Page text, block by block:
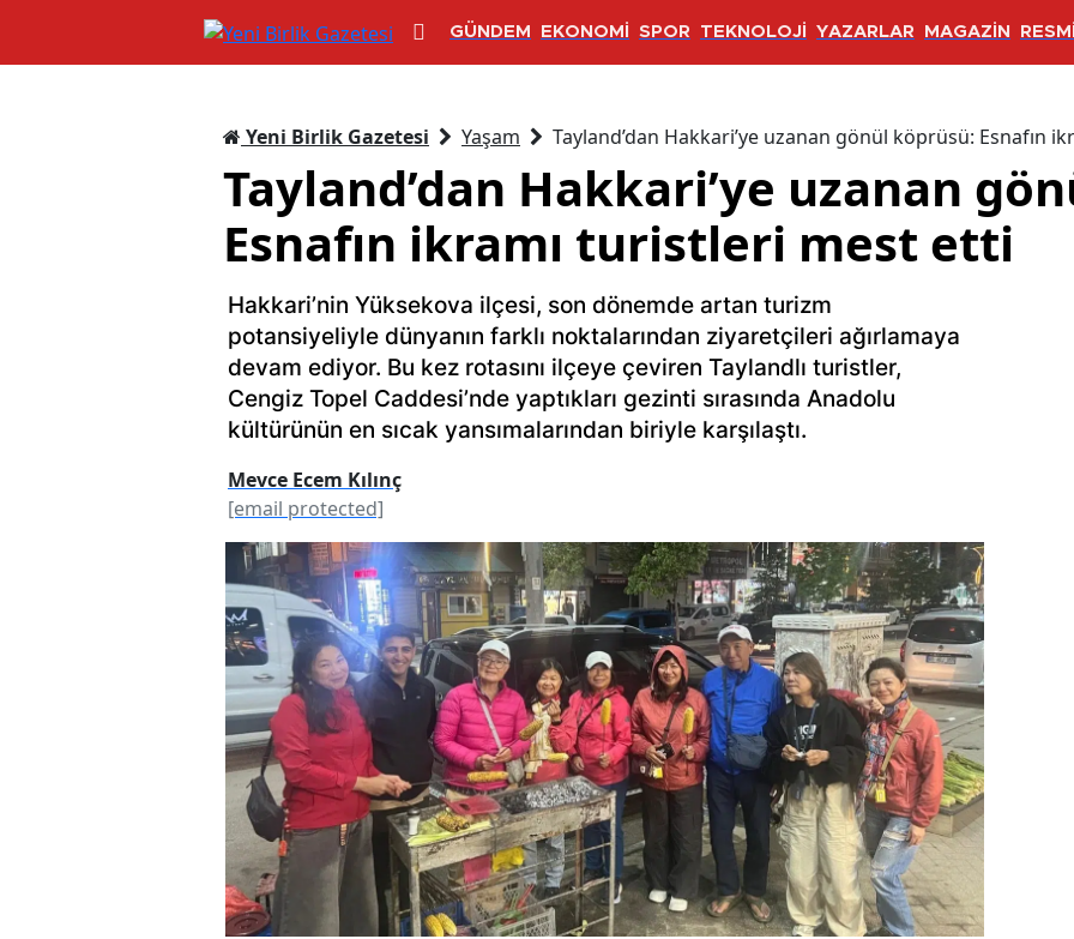
GÜNDEM EKONOMİ SPOR TEKNOLOJİ YAZARLAR MAGAZİN
Yeni Birlik Gazetesi Yaşam Tayland’dan Hakkari’ye uzanan gönül köprüsü: Esnafın
Tayland’dan Hakkari’ye uzanan
Esnafın ikramı turistleri mest etti
Hakkari’nin Yüksekova ilçesi, son dönemde artan turizm
potansiyeliyle dünyanın farklı noktalarından ziyaretçileri ağırlamaya
devam ediyor. Bu kez rotasını ilçeye çeviren Taylandlı turistler,
Cengiz Topel Caddesi’nde yaptıkları gezinti sırasında Anadolu
kültürünün en sıcak yansımalarından biriyle karşılaştı.
Mevce Ecem Kılınç
[email protected]